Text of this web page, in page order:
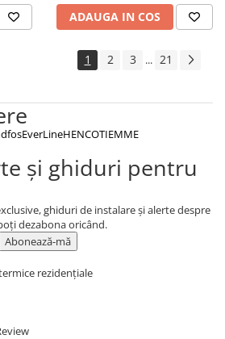
ADAUGA IN COS
1 2 3 ... 21
EverLineHENCOTIEMME
și ghiduri pentru
ghiduri de instalare și alerte despre
dezabona oricând.
Abonează-mă
rezidențiale